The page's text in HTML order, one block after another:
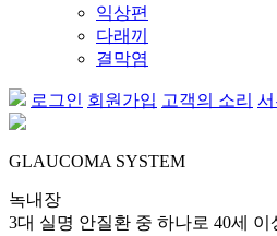
익상편
다래끼
결막염
로그인 회원가입 고객의 소리
GLAUCOMA SYSTEM
녹내장
3대 실명 안질환 중 하나로 40세 이